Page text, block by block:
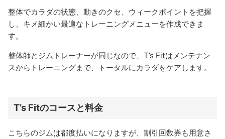
整体でカラダの状態、動きのクセ、ウィークポイントを把握
し、キメ細かい最適なトレーニングメニューを作成できま
す。
整体師とジムトレーナーが同じなので、T’s Fitはメンテナン
スからトレーニングまで、トータルにカラダをケアします。
T’s Fitのコースと料金
こちらのジムは都度払いになりますが、割引回数券も用意さ